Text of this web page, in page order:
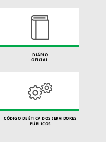
DIÁRIO
OFICIAL
CÓDIGO DE ÉTICA DOS SERVIDORES
PÚBLICOS